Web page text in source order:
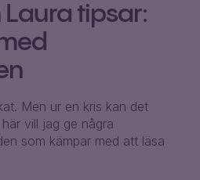
tipsar:
Men ur en kris kan det
vill jag ge några
som kämpar med att läsa